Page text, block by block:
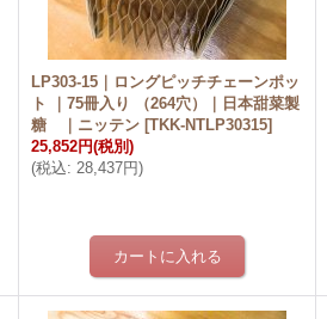
LP303-15｜ロングピッチチェーンポッ
ト ｜75冊入り （264穴）｜日本甜菜製
糖 ｜ニッテン [TKK-NTLP30315]
25,852円(税別)
(税込: 28,437円)